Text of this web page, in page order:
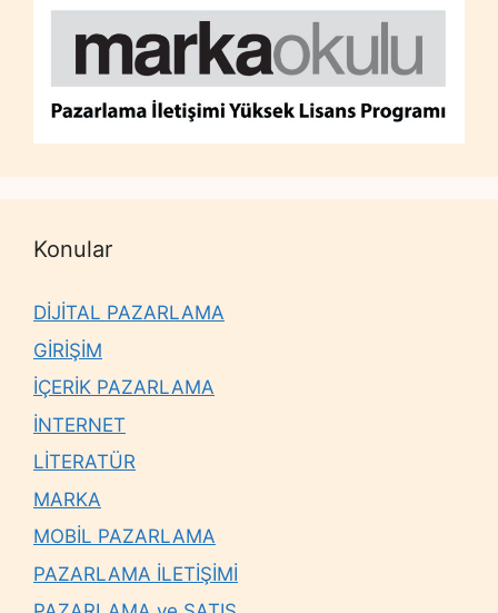
Konular
DİJİTAL PAZARLAMA
GİRİŞİM
İÇERİK PAZARLAMA
İNTERNET
LİTERATÜR
MARKA
MOBİL PAZARLAMA
PAZARLAMA İLETİŞİMİ